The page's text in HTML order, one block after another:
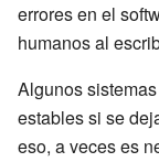
errores en el
humanos al
Algunos
estables si se
eso, a veces es